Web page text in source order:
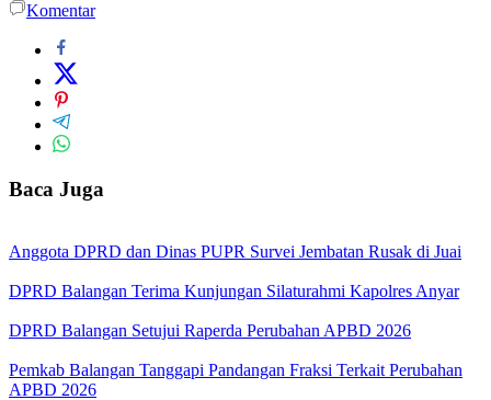
Komentar
Baca Juga
Anggota DPRD dan Dinas PUPR Survei Jembatan Rusak di Juai
DPRD Balangan Terima Kunjungan Silaturahmi Kapolres Anyar
DPRD Balangan Setujui Raperda Perubahan APBD 2026
Pemkab Balangan Tanggapi Pandangan Fraksi Terkait Perubahan
APBD 2026